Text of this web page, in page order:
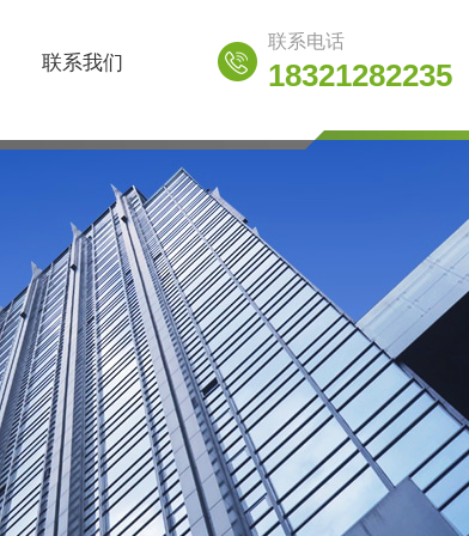
联系我们
联系电话
18321282235